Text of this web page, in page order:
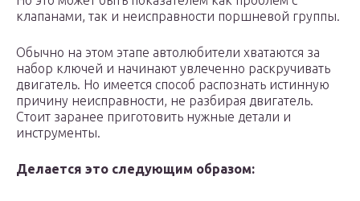
клапанами, так и неисправности поршневой группы.
Обычно на этом этапе автолюбители хватаются за
набор ключей и начинают увлеченно раскручивать
двигатель. Но имеется способ распознать истинную
причину неисправности, не разбирая двигатель.
Стоит заранее приготовить нужные детали и
инструменты.
Делается это следующим образом: